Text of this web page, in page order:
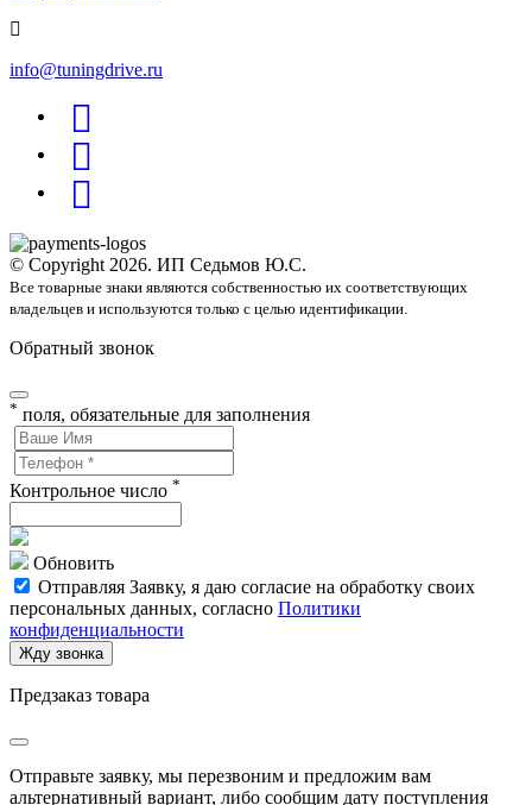
info@tuningdrive.ru
© Copyright 2026. ИП Седьмов Ю.С.
Все товарные знаки являются собственностью их соответствующих
владельцев и используются только с целью идентификации.
Обратный звонок
* поля, обязательные для заполнения
Контрольное число *
Обновить
Отправляя Заявку, я даю согласие на обработку своих
персональных данных, согласно Политики
конфиденциальности
Жду звонка
Предзаказ товара
Отправьте заявку, мы перезвоним и предложим вам
альтернативный вариант, либо сообщим дату поступления